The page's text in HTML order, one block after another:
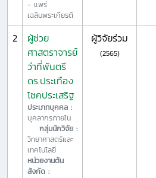
- แพร่
เฉลิมพระเกียรติ
2
ผู้ช่วย
ศาสตราจารย์
ว่าที่พันตรี
ดร.ประเทือง
โชคประเสริฐ
ประเภทบุคคล :
บุคลากรภายใน
กลุ่มนักวิจัย :
วิทยาศาสตร์และ
เทคโนโลยี
หน่วยงานต้น
สังกัด :
ผู้วิจัยร่วม
(2565)